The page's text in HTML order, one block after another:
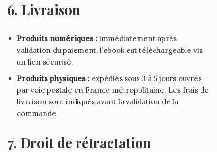
6. Livraison
Produits numériques : immédiatement après
validation du paiement, l’ebook est téléchargeable via
un lien sécurisé.
Produits physiques : expédiés sous 3 à 5 jours ouvrés
par voie postale en France métropolitaine. Les frais de
livraison sont indiqués avant la validation de la
commande.
7. Droit de rétractation